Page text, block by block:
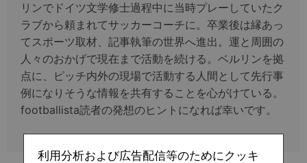
リンでドイツ文学修士過程中に当時プレーしていたク
ラブから頼まれてサッカーコーチに。卒業後は縁あっ
てスポーツ取材、記事執筆の世界へ進出。運と周囲の
人々のおかげで現在まで活動を続ける。ベルリンを拠
点に、ピッチ内外の現場で活動する人間として先行事
例になりそうな情報を共有することを心がけている。
footballista読者の発想のヒントになれば幸いです。
利用分析および広告配信等のためにクッキ